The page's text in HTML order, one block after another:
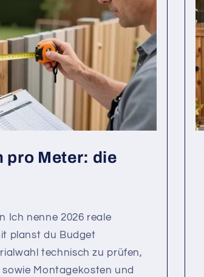
pro Meter: die
Ich nenne 2026 reale
planst du Budget
technisch zu prüfen,
Montagekosten und